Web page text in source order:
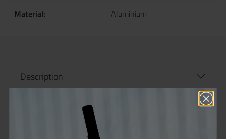
Material:
Aluminium
Description
Product information "MechLabs FLO J
HPA Regulator black"